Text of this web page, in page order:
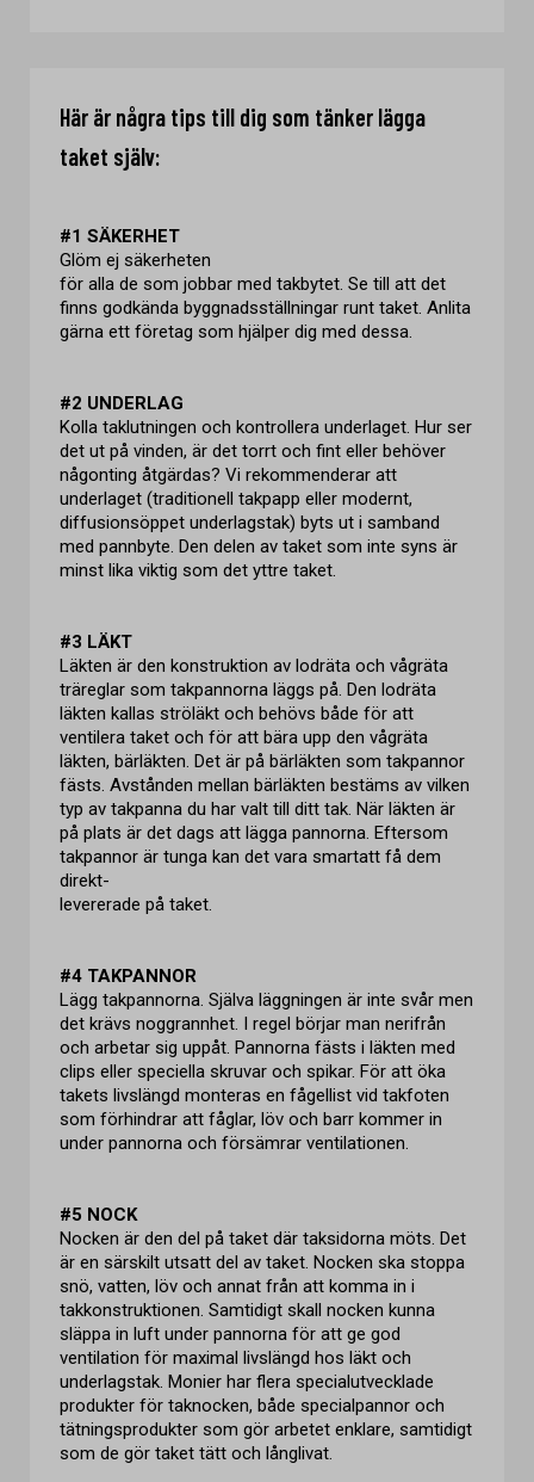
Här är några tips till dig som tänker lägga
taket själv:
#1 SÄKERHET
Glöm ej säkerheten
för alla de som jobbar med takbytet. Se till att det
finns godkända byggnadsställningar runt taket. Anlita
gärna ett företag som hjälper dig med dessa.
#2 UNDERLAG
Kolla taklutningen och kontrollera underlaget. Hur ser
det ut på vinden, är det torrt och fint eller behöver
någonting åtgärdas? Vi rekommenderar att
underlaget (traditionell takpapp eller modernt,
diffusionsöppet underlagstak) byts ut i samband
med pannbyte. Den delen av taket som inte syns är
minst lika viktig som det yttre taket.
#3 LÄKT
Läkten är den konstruktion av lodräta och vågräta
träreglar som takpannorna läggs på. Den lodräta
läkten kallas ströläkt och behövs både för att
ventilera taket och för att bära upp den vågräta
läkten, bärläkten. Det är på bärläkten som takpannor
fästs. Avstånden mellan bärläkten bestäms av vilken
typ av takpanna du har valt till ditt tak. När läkten är
på plats är det dags att lägga pannorna. Eftersom
takpannor är tunga kan det vara smartatt få dem
direkt-
levererade på taket.
#4 TAKPANNOR
Lägg takpannorna. Själva läggningen är inte svår men
det krävs noggrannhet. I regel börjar man nerifrån
och arbetar sig uppåt. Pannorna fästs i läkten med
clips eller speciella skruvar och spikar. För att öka
takets livslängd monteras en fågellist vid takfoten
som förhindrar att fåglar, löv och barr kommer in
under pannorna och försämrar ventilationen.
#5 NOCK
Nocken är den del på taket där taksidorna möts. Det
är en särskilt utsatt del av taket. Nocken ska stoppa
snö, vatten, löv och annat från att komma in i
takkonstruktionen. Samtidigt skall nocken kunna
släppa in luft under pannorna för att ge god
ventilation för maximal livslängd hos läkt och
underlagstak. Monier har flera specialutvecklade
produkter för taknocken, både specialpannor och
tätningsprodukter som gör arbetet enklare, samtidigt
som de gör taket tätt och långlivat.